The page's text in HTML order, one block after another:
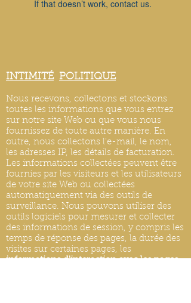
If that doesn’t work, contact us.
INTIMITÉ POLITIQUE
Nous recevons, collectons et stockons
toutes les informations que vous entrez
sur notre site Web ou que vous nous
fournissez de toute autre manière. En
outre, nous collectons l'e-mail, le nom,
les adresses IP, les détails de facturation.
Les informations collectées peuvent être
fournies par les visiteurs et les utilisateurs
de votre site Web ou collectées
automatiquement via des outils de
surveillance. Nous pouvons utiliser des
outils logiciels pour mesurer et collecter
des informations de session, y compris les
temps de réponse des pages, la durée des
visites sur certaines pages, les
informations d'interaction avec les pages